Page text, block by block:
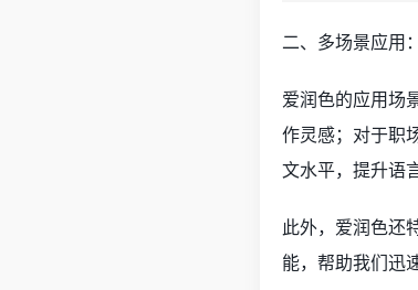
二、多场景应用
爱润色的应用场
作灵感；对于职
文水平，提升语
此外，爱润色还
能，帮助我们迅